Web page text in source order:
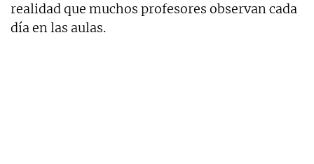
realidad que muchos profesores observan cada
día en las aulas.